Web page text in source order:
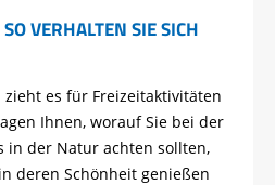
VERHALTEN SIE SICH
es für Freizeitaktivitäten
Ihnen, worauf Sie bei der
in der Natur achten sollten,
deren Schönheit genießen